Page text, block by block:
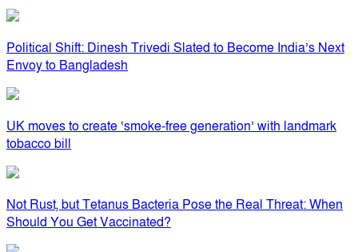
Political Shift: Dinesh Trivedi Slated to Become India’s Next
Envoy to Bangladesh
UK moves to create ‘smoke-free generation’ with landmark
tobacco bill
Not Rust, but Tetanus Bacteria Pose the Real Threat: When
Should You Get Vaccinated?